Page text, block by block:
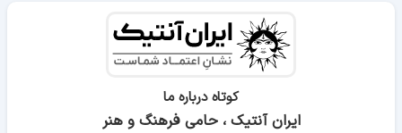
کوتاه درباره ما
ایران آنتیک ، حامی فرهنگ و هنر